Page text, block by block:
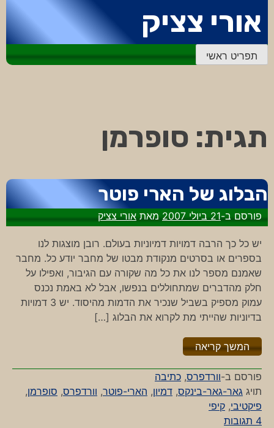
לתוכן
אורי צציק
תפריט ראשי
תגית: סופרמן
הבלוג של הארי פוטר
פורסם ב-21 ביולי 2007 מאתאורי צציק
יש כל כך הרבה דמויות דמיוניות בעולם. רובן מוצגות לנו
בספרים או בסרטים מנקודת מבטו של מחבר יודע כל. מחבר
שאמנם מספר לנו את כל מה שקורה עם הגיבור, ואפילו על
חלק מהדברים שמתחוללים בנפשו, אבל לא באמת נכנס
עמוק מספיק בשביל שנכיר את הדמות מהיסוד. יש 3 דמויות
בדיוניות שהייתי מת לקרוא את הבלוג […]
המשך קריאה"%s"
פורסם ב-וורדפרס, כתיבה
תויג גאר-גאר-בינקס, דמיון, הארי-פוטר, וורדפרס, סופרמן,
פיקטיבי, קיפי
4 תגובות
על